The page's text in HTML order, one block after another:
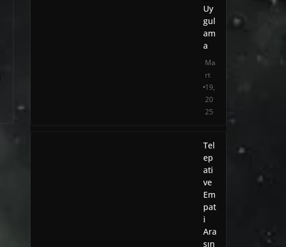
Uy
gul
am
a
Ma
rt
19,
20
25
Tel
ep
ati
ve
Em
pat
i
Ara
sın